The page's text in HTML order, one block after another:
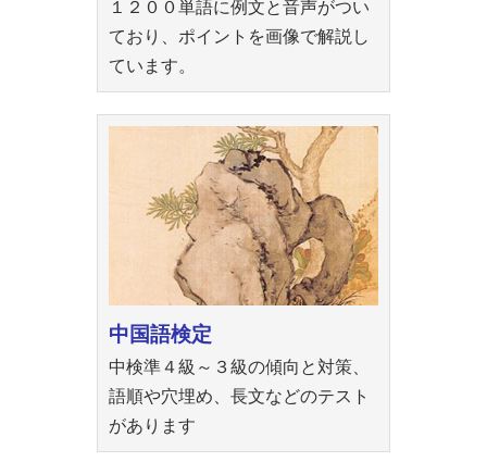
１２００単語に例文と音声がつい
ており、ポイントを画像で解説し
ています。
中国語検定
中検準４級～３級の傾向と対策、
語順や穴埋め、長文などのテスト
があります